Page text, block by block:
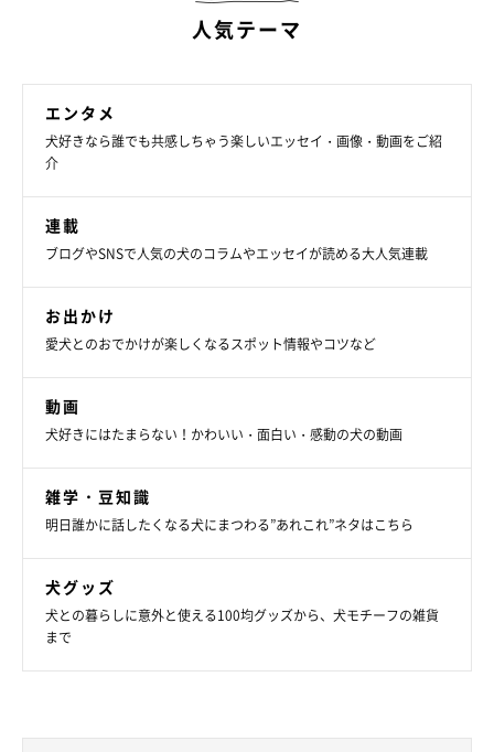
鼻が長く伸びて「おとなの顔」になったというチョコくん。「ここ1〜2年
@choco_dog8027
そんなチョコくんですが、昔と比べて今はだいぶ落ち着いたとの
こと。今も散歩中に走り回るそうですが、飼い主さんを気にかけ
ながら走ってくれるようになったのだとか。
人気テーマ
エンタメ
犬好きなら誰でも共感しちゃう楽しいエッセイ・画像・動画をご紹
介
連載
ブログやSNSで人気の犬のコラムやエッセイが読める大人気連載
お出かけ
愛犬とのおでかけが楽しくなるスポット情報やコツなど
動画
犬好きにはたまらない！かわいい・面白い・感動の犬の動画
雑学・豆知識
明日誰かに話したくなる犬にまつわる”あれこれ”ネタはこちら
犬グッズ
犬との暮らしに意外と使える100均グッズから、犬モチーフの雑貨
まで